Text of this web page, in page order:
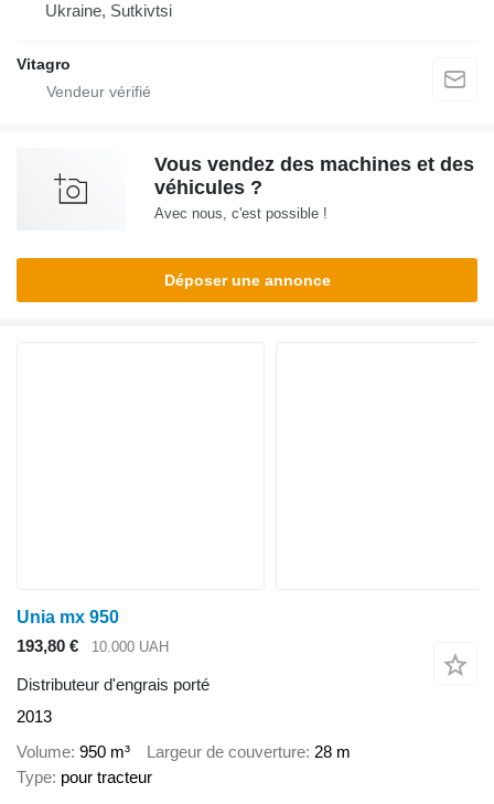
Ukraine, Sutkivtsi
Vitagro
Vous vendez des machines et des
véhicules ?
Avec nous, c'est possible !
Déposer une annonce
Unia mx 950
193,80 €
10.000 UAH
Distributeur d'engrais porté
2013
Volume 950 m³ Largeur de couverture 28 m
Type pour tracteur